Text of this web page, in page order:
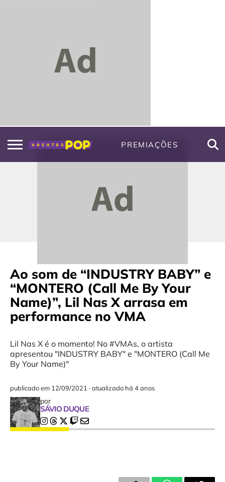
PREMIAÇÕES
Ao som de “INDUSTRY BABY” e
“MONTERO (Call Me By Your
Name)”, Lil Nas X arrasa em
performance no VMA
Lil Nas X é o momento! No #VMAs, o artista
apresentou "INDUSTRY BABY" e "MONTERO (Call Me
By Your Name)"
publicado em 12/09/2021 ·atualizado há 4 anos
por
SÁVIO DUQUE